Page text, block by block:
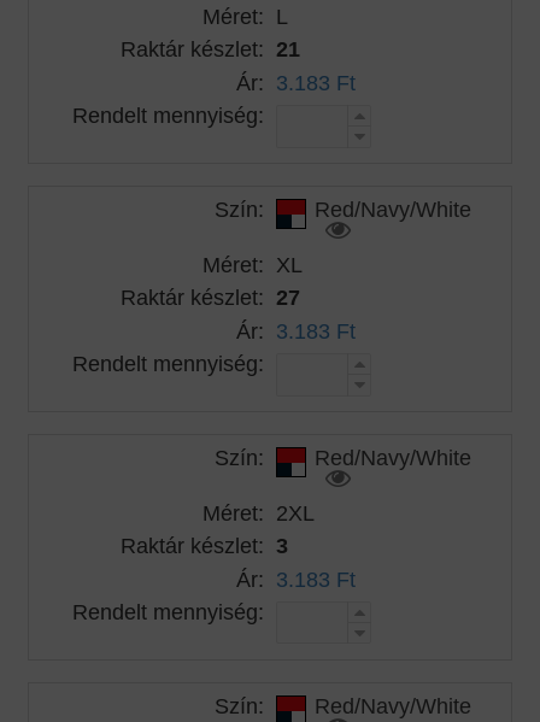
Méret: L
Raktár készlet: 21
Ár: 3.183 Ft
Rendelt mennyiség:
Szín:
Red/Navy/White
Méret: XL
Raktár készlet: 27
Ár: 3.183 Ft
Rendelt mennyiség:
Szín:
Red/Navy/White
Méret: 2XL
Raktár készlet: 3
Ár: 3.183 Ft
Rendelt mennyiség:
Szín:
Red/Navy/White